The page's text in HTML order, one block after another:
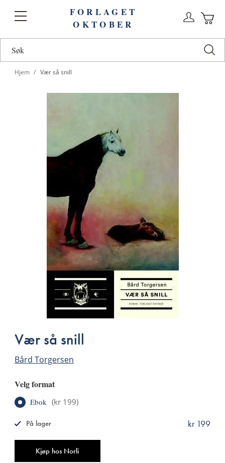
Toggle
FORLAGET
OKTOBER
Hjem Vær så snill
Vær så snill
Bård Torgersen
Velg format
Ebok (kr 199)
Kjøp hos Norli
kr 199
På lager